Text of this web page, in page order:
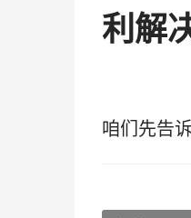
利解
咱们先告